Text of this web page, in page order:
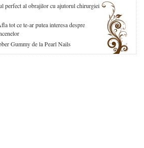
perfect al obrajilor cu ajutorul chirurgiei
tot ce te-ar putea interesa despre
Gummy de la Pearl Nails